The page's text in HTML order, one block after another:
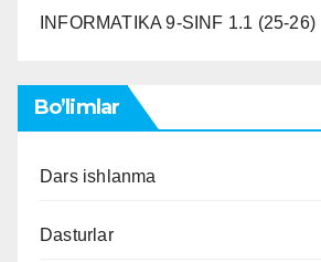
INFORMATIKA 9-SINF 1.1 (25-26)
Bo’limlar
Dars ishlanma
Dasturlar